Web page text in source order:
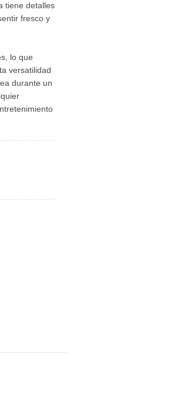
tiene detalles
fresco y
lo que
versatilidad
durante un